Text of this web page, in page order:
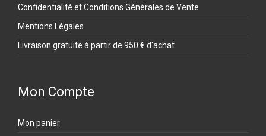
Confidentialité et Conditions Générales de Vente
Mentions Légales
Livraison gratuite à partir de 950 € d'achat
Mon Compte
Mon panier